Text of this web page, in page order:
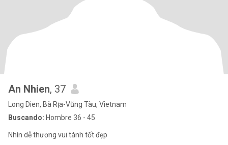
An Nhien, 37
Long Dien, Bà Rịa-Vũng Tàu, Vietnam
Buscando: Hombre 36 - 45
Nhìn dễ thương vui tánh tốt đẹp